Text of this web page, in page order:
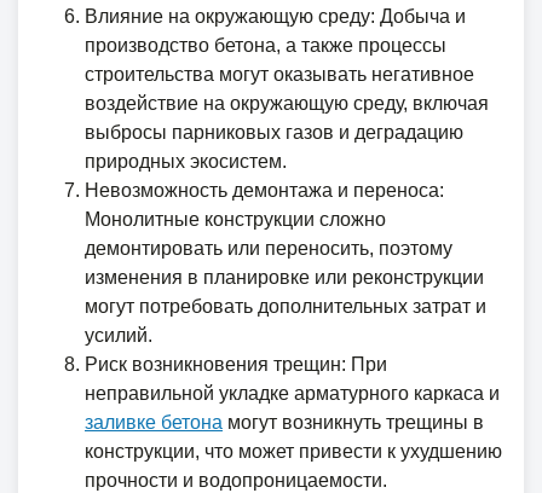
Влияние на окружающую среду: Добыча и
производство бетона, а также процессы
строительства могут оказывать негативное
воздействие на окружающую среду, включая
выбросы парниковых газов и деградацию
природных экосистем.
Невозможность демонтажа и переноса:
Монолитные конструкции сложно
демонтировать или переносить, поэтому
изменения в планировке или реконструкции
могут потребовать дополнительных затрат и
усилий.
Риск возникновения трещин: При
неправильной укладке арматурного каркаса и
заливке бетона могут возникнуть трещины в
конструкции, что может привести к ухудшению
прочности и водопроницаемости.